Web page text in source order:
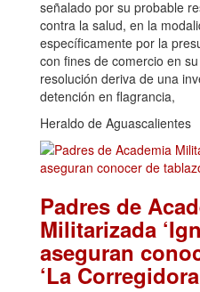
señalado por su probable
contra la salud, en la
específicamente por la
con fines de comercio en
resolución deriva de una
detención en flagrancia,
Heraldo de Aguascalientes
Padres de
Militarizada
aseguran
‘La